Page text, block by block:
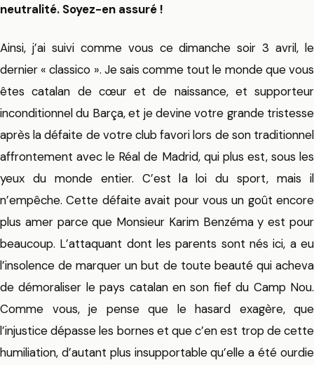
neutralité. Soyez-en assuré !
Ainsi, j’ai suivi comme vous ce dimanche soir 3 avril, le
dernier « classico ». Je sais comme tout le monde que vous
êtes catalan de cœur et de naissance, et supporteur
inconditionnel du Barça, et je devine votre grande tristesse
après la défaite de votre club favori lors de son traditionnel
affrontement avec le Réal de Madrid, qui plus est, sous les
yeux du monde entier. C’est la loi du sport, mais il
n’empêche. Cette défaite avait pour vous un goût encore
plus amer parce que Monsieur Karim Benzéma y est pour
beaucoup. L’attaquant dont les parents sont nés ici, a eu
l’insolence de marquer un but de toute beauté qui acheva
de démoraliser le pays catalan en son fief du Camp Nou.
Comme vous, je pense que le hasard exagère, que
l’injustice dépasse les bornes et que c’en est trop de cette
humiliation, d’autant plus insupportable qu’elle a été ourdie